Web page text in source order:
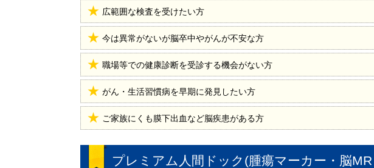
広範囲な検査を受けたい方
今は異常がないが脳卒中やがんが不安な方
職場等での健康診断を受診する機会がない方
がん・生活習慣病を早期に発見したい方
ご家族にくも膜下出血など脳疾患がある方
プレミアム人間ドック(腫瘍マーカー・脳